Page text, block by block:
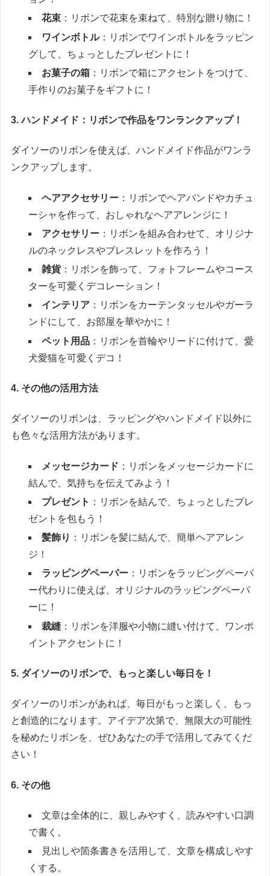
花束 ：リボンで花束を束ねて、特別な贈り物に！
ワインボトル：リボンでワインボトルをラッピン
グして、ちょっとしたプレゼントに！
お菓子の箱 ：リボンで箱にアクセントをつけて、
手作りのお菓子をギフトに！
3. ハンドメイド：リボンで作品をワンランクアップ！
ダイソーのリボンを使えば、ハンドメイド作品がワンラ
ンクアップします。
ヘアアクセサリー ：リボンでヘアバンドやカチュ
ーシャを作って、おしゃれなヘアアレンジに！
アクセサリー ：リボンを組み合わせて、オリジナ
ルのネックレスやブレスレットを作ろう！
雑貨：リボンを飾って、フォトフレームやコース
ターを可愛くデコレーション！
インテリア ：リボンをカーテンタッセルやガーラ
ンドにして、お部屋を華やかに！
ペット用品 ：リボンを首輪やリードに付けて、愛
犬愛猫を可愛くデコ！
4. その他の活用方法
ダイソーのリボンは、ラッピングやハンドメイド以外に
も色々な活用方法があります。
メッセージカード ：リボンをメッセージカードに
結んで、気持ちを伝えてみよう！
プレゼント ：リボンを結んで、ちょっとしたプレ
ゼントを包もう！
髪飾り ：リボンを髪に結んで、簡単ヘアアレン
ジ！
ラッピングペーパー ：リボンをラッピングペーパ
ー代わりに使えば、オリジナルのラッピングペーパ
ーに！
裁縫 ：リボンを洋服や小物に縫い付けて、ワンポ
イントアクセントに！
5. ダイソーのリボンで、もっと楽しい毎日を！
ダイソーのリボンがあれば、毎日がもっと楽しく、もっ
と創造的になります。アイデア次第で、無限大の可能性
を秘めたリボンを、ぜひあなたの手で活用してみてくだ
さい！
6. その他
文章は全体的に、親しみやすく、読みやすい口調
で書く。
見出しや箇条書きを活用して、文章を構成しやす
くする。